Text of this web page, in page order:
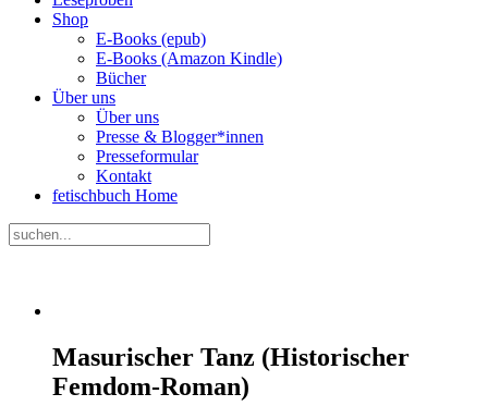
Shop
E-Books (epub)
E-Books (Amazon Kindle)
Bücher
Über uns
Über uns
Presse & Blogger*innen
Presseformular
Kontakt
fetischbuch Home
Masurischer Tanz (Historischer
Femdom-Roman)